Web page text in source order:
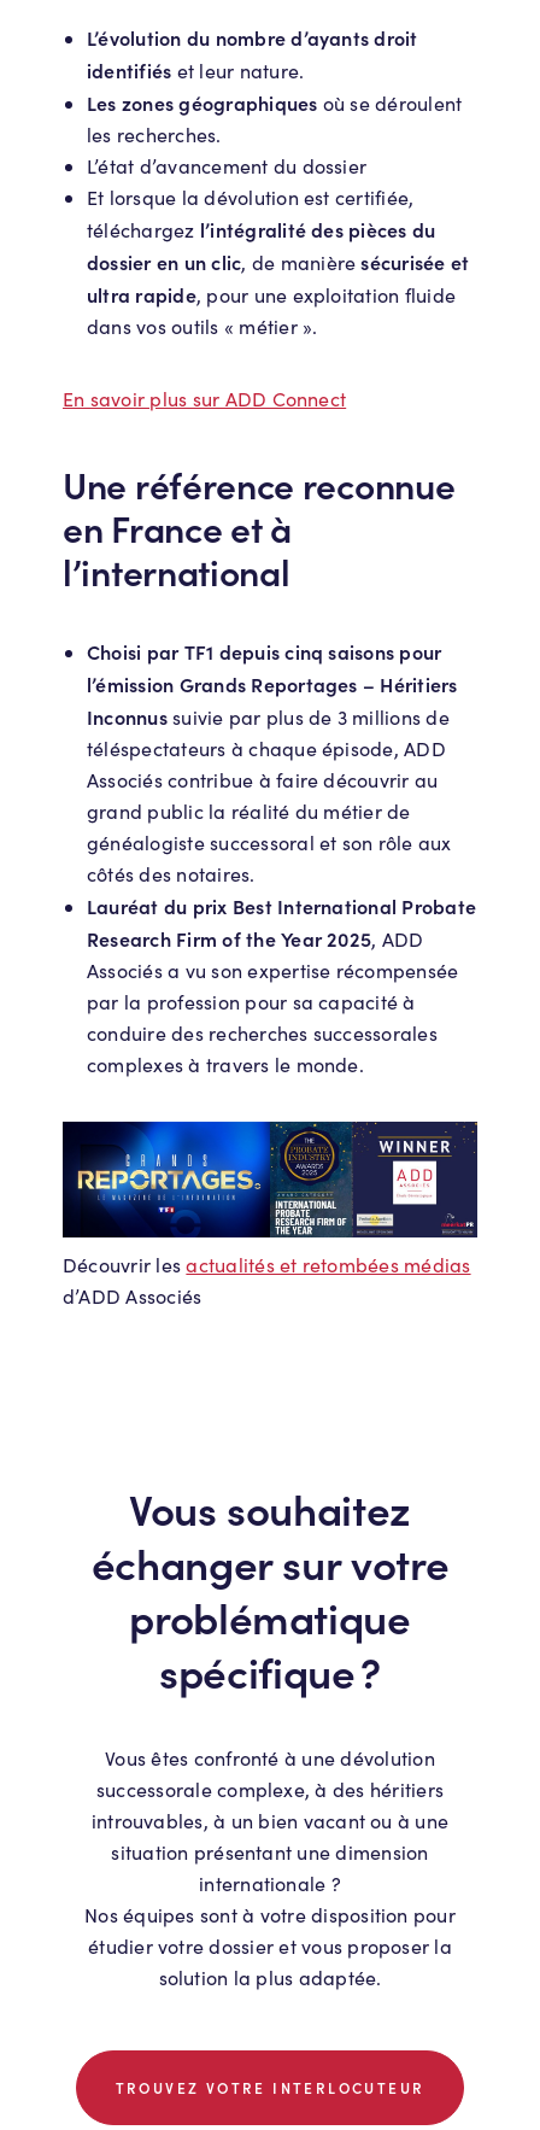
L’évolution du nombre d’ayants droit
identifiés et leur nature.
Les zones géographiques où se déroulent
les recherches.
L’état d’avancement du dossier
Et lorsque la dévolution est certifiée,
téléchargez l’intégralité des pièces du
dossieren un clic, de manièresécurisée et
ultra rapide, pour une exploitation fluide
dans vos outils « métier ».
En savoir plus sur ADD Connect
Une référence reconnue
en France et à
l’international
Choisi par TF1 depuis cinq saisons pour
l’émission Grands Reportages – Héritiers
Inconnussuivie par plus de 3 millions de
téléspectateurs à chaque épisode, ADD
Associés contribue à faire découvrir au
grand public la réalité du métier de
généalogiste successoral et son rôle aux
côtés des notaires.
Lauréat du prix Best International Probate
Research Firm of the Year 2025, ADD
Associés a vu son expertise récompensée
par la profession pour sa capacité à
conduire des recherches successorales
complexes à travers le monde.
Découvrir lesactualités et retombées médias
d’ADD Associés
Vous souhaitez
échanger sur votre
problématique
spécifique ?
Vous êtes confronté à une dévolution
successorale complexe, à des héritiers
introuvables, à un bien vacant ou à une
situation présentant une dimension
internationale ?
Nos équipes sont à votre disposition pour
étudier votre dossier et vous proposer la
solution la plus adaptée.
TROUVEZ VOTRE INTERLOCUTEUR